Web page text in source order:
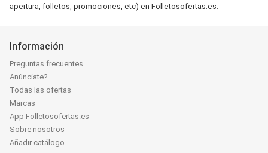
apertura, folletos, promociones, etc) en Folletosofertas.es.
Información
Preguntas frecuentes
Anúnciate?
Todas las ofertas
Marcas
App Folletosofertas.es
Sobre nosotros
Añadir catálogo